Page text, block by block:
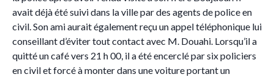
avait déjà été suivi dans la ville par des agents de police en
civil. Son ami aurait également reçu un appel téléphonique lui
conseillant d’éviter tout contact avec M. Douahi. Lorsqu’il a
quitté un café vers 21 h 00, il a été encerclé par six policiers
en civil et forcé à monter dans une voiture portant un